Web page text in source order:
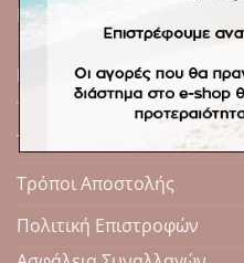
Επικοινωνία
ΠΛΗΡΟΦΟΡΊΕΣ ΑΓΟΡΏΝ
Τρόποι Πληρωμής
Τρόποι Αποστολής
Πολιτική Επιστροφών